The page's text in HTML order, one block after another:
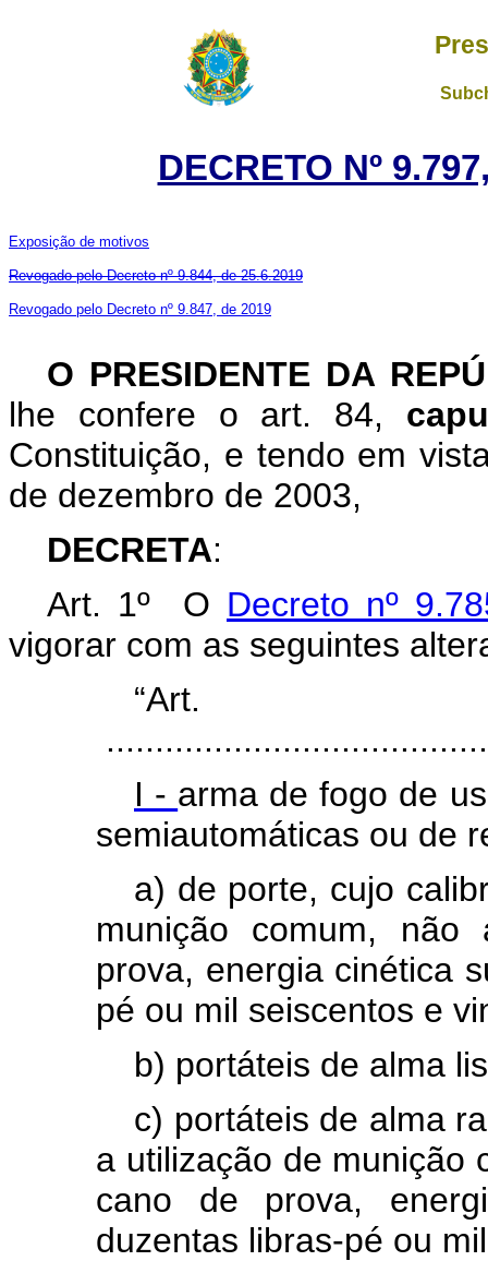
DECRETO Nº
Exposição de motivos
Revogado pelo Decreto nº 9.844, de 25.6.2019
Revogado pelo Decreto nº 9.847, de 2019
O PRESIDENTE DA
lhe confere o art. 84,
Constituição, e tendo em
de dezembro de 2003,
DECRETA:
Art. 1º O Decreto nº
vigorar com as seguintes
I - arma de fogo de
semiautomáticas ou de
a) de porte, cujo
munição comum, não
prova, energia cinética
pé ou mil seiscentos e
b) portáteis de alma
c) portáteis de alma
a utilização de munição
cano de prova,
duzentas libras-pé ou